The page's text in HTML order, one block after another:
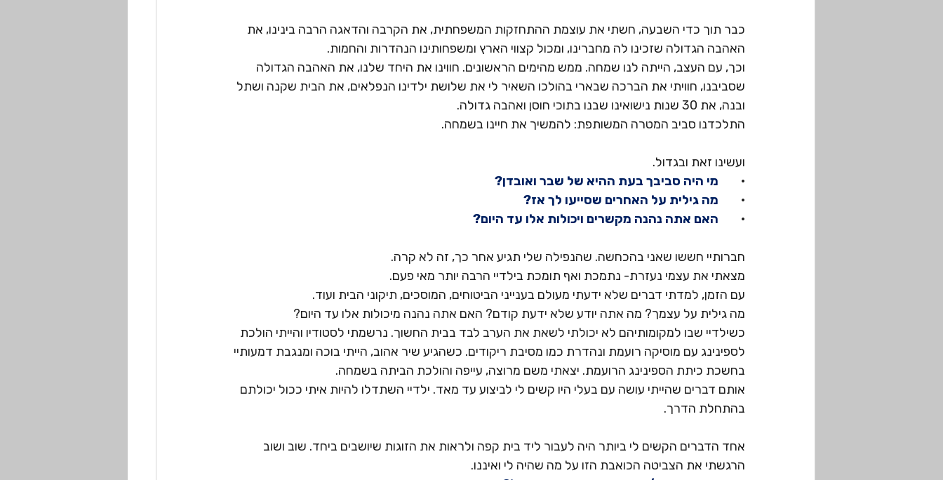
כבר תוך כדי השבעה, חשתי את עוצמת ההתחזקות המשפחתית, את הקרבה והדאגה הרבה בינינו, את
האהבה הגדולה שזכינו לה מחברינו, ומכול קצווי הארץ ומשפחותינו הנהדרות והחמות.
וכך, עם העצב, הייתה לנו שמחה. ממש מהימים הראשונים. חווינו את היחד שלנו, את האהבה הגדולה
שסביבנו, חוויתי את הברכה שבארי בהולכו השאיר לי את שלושת ילדינו הנפלאים, את הבית שקנה ושתל
ובנה, את 30 שנות נישואינו שבנו בתוכי חוסן ואהבה גדולה.
התלכדנו סביב המטרה המשותפת: להמשיך את חיינו בשמחה.
ועשינו זאת ובגדול.
· מי היה סביבך בעת ההיא של שבר ואובדן?
· מה גילית על האחרים שסייעו לך אז?
· האם אתה נהנה מקשרים ויכולות אלו עד היום?
חברותיי חששו שאני בהכחשה. שהנפילה שלי תגיע אחר כך, זה לא קרה.
מצאתי את עצמי נעזרת- נתמכת ואף תומכת בילדיי הרבה יותר מאי פעם.
עם הזמן, למדתי דברים שלא ידעתי מעולם בענייני הביטוחים, המוסכים, תיקוני הבית ועוד.
מה גילית על עצמך? מה אתה יודע שלא ידעת קודם? האם אתה נהנה מיכולות אלו עד היום?
כשילדיי שבו למקומותיהם לא יכולתי לשאת את הערב לבד בבית החשוך. נרשמתי לסטודיו והייתי הולכת
לספינינג עם מוסיקה רועמת ונהדרת כמו מסיבת ריקודים. כשהגיע שיר אהוב, הייתי בוכה ומנגבת דמעותיי
בחשכת כיתת הספינינג הרועמת. יצאתי משם מרוצה, עייפה והולכת הביתה בשמחה.
אותם דברים שהייתי עושה עם בעלי היו קשים לי לביצוע עד מאד. ילדיי השתדלו להיות איתי ככול יכולתם
בהתחלת הדרך.
אחד הדברים הקשים לי ביותר היה לעבור ליד בית קפה ולראות את הזוגות שיושבים ביחד. שוב ושוב
הרגשתי את הצביטה הכואבת הזו על מה שהיה לי ואיננו.